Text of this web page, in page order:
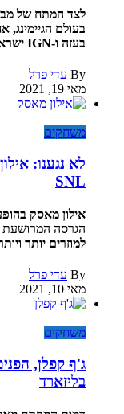
לצד המתח של
בעזה ו-IGN ישראל הגיבה עליו
By עדי פרל
מאי 19, 2021
משחקים
SNL
הגרסה המרושעת
למוזרים יותר
By עדי פרל
מאי 10, 2021
משחקים
בליזארד